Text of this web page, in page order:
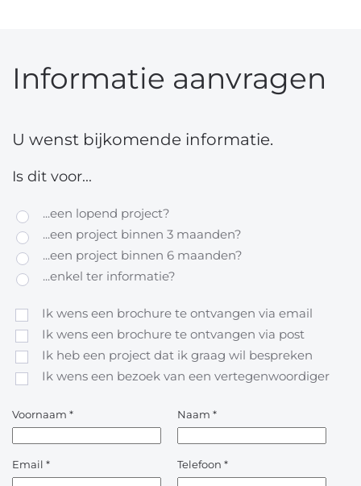
Informatie aanvragen
U wenst bijkomende informatie.
Is dit voor...
...een lopend project?
...een project binnen 3 maanden?
...een project binnen 6 maanden?
...enkel ter informatie?
Ik wens een brochure te ontvangen via email
Ik wens een brochure te ontvangen via post
Ik heb een project dat ik graag wil bespreken
Ik wens een bezoek van een vertegenwoordiger
Voornaam * Naam *
Email * Telefoon *